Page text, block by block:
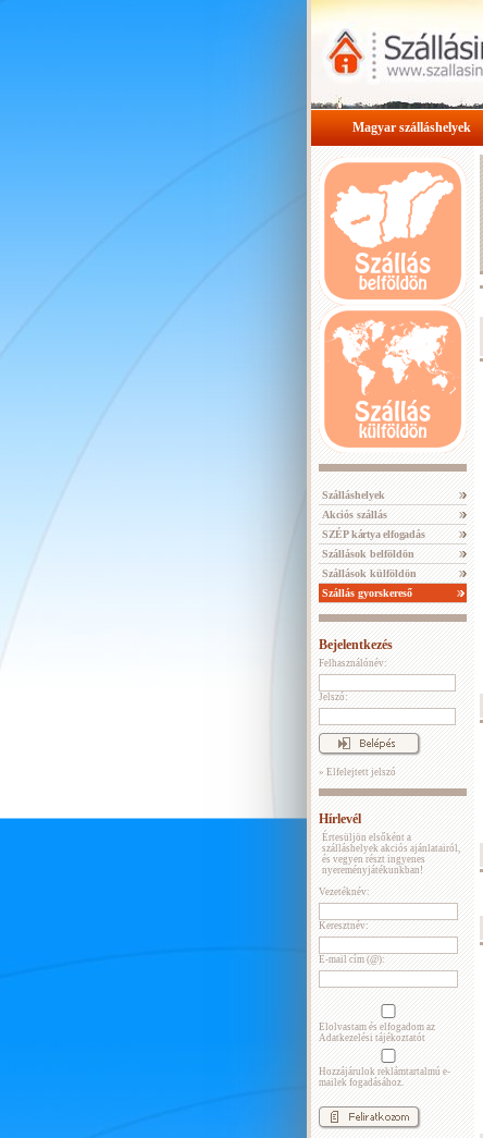
Magyar szálláshelyek
Szálláshelyek
Akciós szállás
SZÉP kártya elfogadás
Szállások belföldön
Szállások külföldön
Szállás gyorskereső
Bejelentkezés
Felhasználónév:
Jelszó:
» Elfelejtett jelszó
Hírlevél
Értesüljön elsőként a
szálláshelyek akciós ajánlatairól,
és vegyen részt ingyenes
nyereményjátékunkban!
Vezetéknév:
Keresztnév:
E-mail cím (@):
Elolvastam és elfogadom az
Adatkezelési tájékoztatót
Hozzájárulok reklámtartalmú e-
mailek fogadásához.